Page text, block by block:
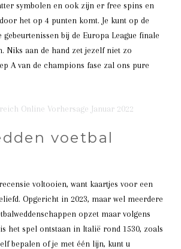
symbolen en ook zijn er free spins en
het op 4 punten komt. Je kunt op de
gebeurtenissen bij de Europa League finale
Niks aan de hand zet jezelf niet zo
A van de champions fase zal ons pure
Online Vorhersage Januar 2022
voetbal
voltooien, want kaartjes voor een
Opgericht in 2023, maar wel meerdere
opzet maar volgens
het spel ontstaan in Italië rond 1530, zoals
bepalen of je met één lijn, kunt u